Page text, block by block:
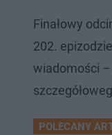
Finałowy
202.
wiadomości –
POLECANY